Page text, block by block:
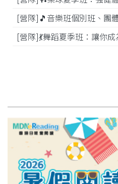
[營隊]💃舞蹈夏季班：讓你